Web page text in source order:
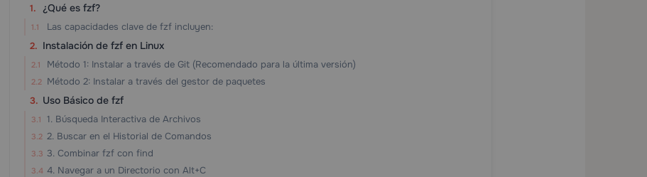
¿Qué es fzf?
Las capacidades clave de fzf incluyen:
Instalación de fzf en Linux
Método 1: Instalar a través de Git (Recomendado para la última versión)
Método 2: Instalar a través del gestor de paquetes
Uso Básico de fzf
1. Búsqueda Interactiva de Archivos
2. Buscar en el Historial de Comandos
3. Combinar fzf con find
4. Navegar a un Directorio con Alt+C